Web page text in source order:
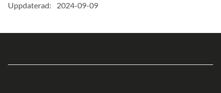
Uppdaterad:
2024-09-09